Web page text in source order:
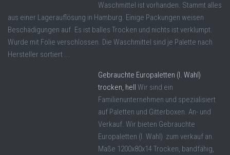
Waschmittel ist vorhanden. Stammt alles
aus einer Lagerauflösung in Hamburg. Einige Packungen weisen
Beschädigungen auf. Es ist balles Trocken und nichts ist verklumpt.
Wurde mit Folie verschlossen. Die Waschmittel sind je Palette nach
Hersteller sortiert ...
Gebrauchte Europaletten (I. Wahl)
trocken, hell Wir sind ein
Familienunternehmen und spezialisiert
auf Paletten und Gitterboxen. An- und
Verkauf. Wir bieten Gebrauchte
Europaletten (I. Wahl) zum verkauf an.
Maße 1200x80x14 Trocken, bandfähig,